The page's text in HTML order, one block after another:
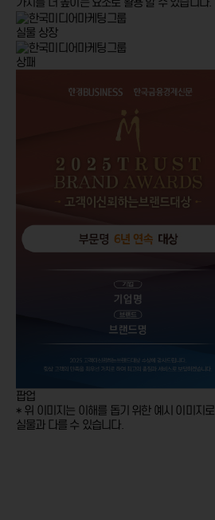
실물 상장
상패
팝업
* 위 이미지는 이해를 돕기 위한 예시 이미지로
실물과 다를 수 있습니다.